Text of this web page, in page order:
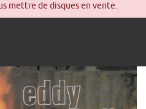
mettre de disques en vente.